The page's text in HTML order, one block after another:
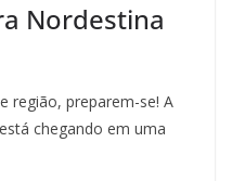
Nordestina
região, preparem-se! A
chegando em uma